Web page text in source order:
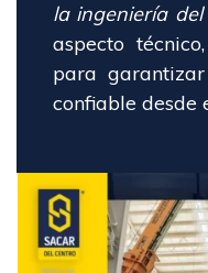
la ingeniería
aspecto
para
confiable desde